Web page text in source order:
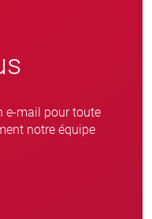
e-mail pour toute
notre équipe